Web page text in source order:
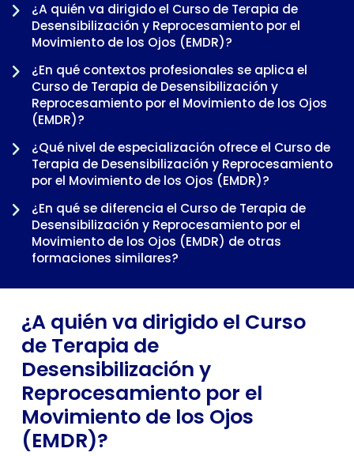
¿A quién va dirigido el Curso de Terapia de
Desensibilización y Reprocesamiento por el
Movimiento de los Ojos (EMDR)?
¿En qué contextos profesionales se aplica el
Curso de Terapia de Desensibilización y
Reprocesamiento por el Movimiento de los Ojos
(EMDR)?
¿Qué nivel de especialización ofrece el Curso de
Terapia de Desensibilización y Reprocesamiento
por el Movimiento de los Ojos (EMDR)?
¿En qué se diferencia el Curso de Terapia de
Desensibilización y Reprocesamiento por el
Movimiento de los Ojos (EMDR) de otras
formaciones similares?
¿Cuándo tiene sentido cursar el Curso de Terapia
Movimiento de los Ojos (EMDR) dentro de una
trayectoria profesional?
¿A quién va dirigido el Curso
de Terapia de
Desensibilización y
Reprocesamiento por el
Movimiento de los Ojos
(EMDR)?